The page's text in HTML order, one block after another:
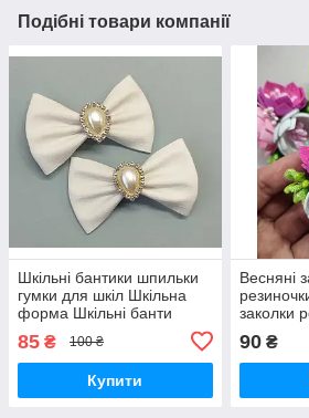
Подібні товари компанії
Шкільні бантики шпильки
гумки для шкіл Шкільна
форма Шкільні банти
родчинки 85 грн шт.
85 ₴ 100 ₴
Купити
Весняні
заколки
грн за 1 шт
90₴